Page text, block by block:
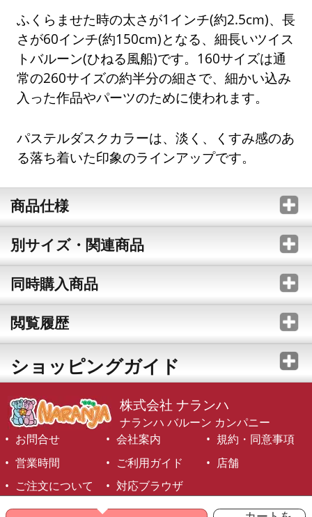
ふくらませた時の太さが1インチ(約2.5cm)、長
さが60インチ(約150cm)となる、細長いツイス
トバルーン(ひねる風船)です。160サイズは通
常の260サイズの約半分の細さで、細かい込み
入った作品やパーツのために使われます。
パステルダスクカラーは、淡く、くすみ感のあ
る落ち着いた印象のラインアップです。
商品仕様
別サイズ・関連商品
同時購入商品
閲覧履歴
ショッピングガイド
株式会社 ナランハ
ナランハ バルーン カンパニー
お問合せ
会社案内
規約・同意事項
営業時間
ご利用ガイド
店舗
ご注文について
対応ブラウザ
©1999-2026 NARANJA Inc. All Rights Reserved.